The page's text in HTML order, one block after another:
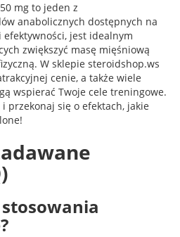
mg to jeden z
anabolicznych dostępnych na
jest idealnym
zwiększyć masę mięśniową
W sklepie steroidshop.ws
cenie, a także wiele
wspierać Twoje cele treningowe.
przekonaj się o efektach, jakie